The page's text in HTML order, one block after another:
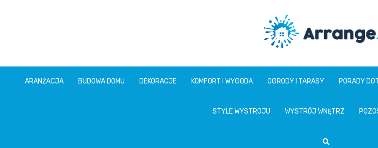
ARANŻACJA BUDOWA DOMU DEKORACJE KOMFORT I WYGODA OGRODY I TARASY PORADY
STYLE WYSTROJU WYSTRÓJ WNĘTRZ